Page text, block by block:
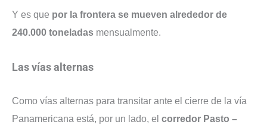
Y es que por la frontera se mueven alrededor de
240.000 toneladas mensualmente.
Las vías alternas
Como vías alternas para transitar ante el cierre de la vía
Panamericana está, por un lado, el corredor Pasto –